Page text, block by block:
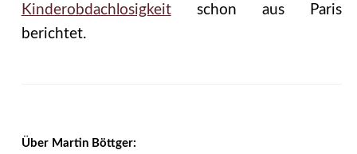
Kinderobdachlosigkeitschon aus Paris
berichtet.
Über Martin Böttger: